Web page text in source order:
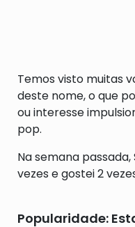
Temos visto muitas
deste nome, o que
ou interesse
pop.
Na semana passada,
vezes e gostei 2
Popularidade: